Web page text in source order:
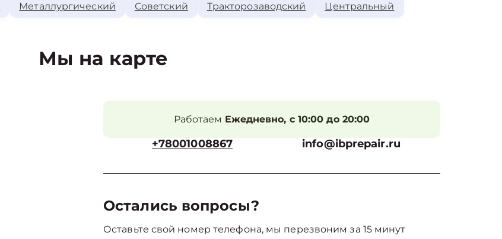
Металлургический Советский Тракторозаводский Центральный
Мы на карте
Работаем Ежедневно, с 10:00 до 20:00
+78001008867 info@ibprepair.ru
Остались вопросы?
Оставьте свой номер телефона, мы перезвоним за 15 минут